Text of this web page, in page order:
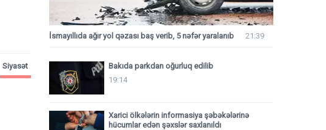
Siyasət
İsmayıllıda ağır yol qəzası baş verib, 5 nəfər yaralanıb 21:39
Bakıda parkdan oğurluq edilib
19:14
Xarici ölkələrin informasiya şəbəkələrinə
hücumlar edən şəxslər saxlanıldı